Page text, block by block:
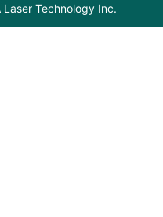
Technology Inc.